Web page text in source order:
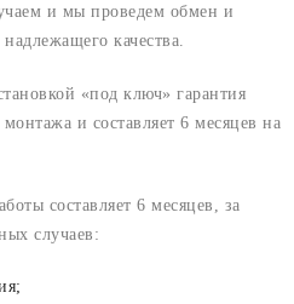
и мы проведем обмен и
качества.
«под ключ» гарантия
монтажа и составляет 6 месяцев на
составляет 6 месяцев, за
случаев: